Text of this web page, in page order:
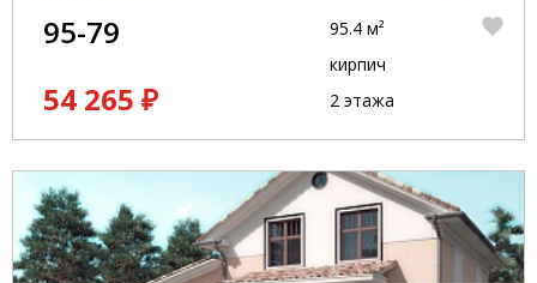
95-79
54 265 ₽
95.4 м²
кирпич
2 этажа